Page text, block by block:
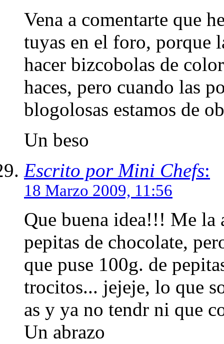
Vena a comentarte que
tuyas en el foro, porque
hacer bizcobolas de
haces, pero cuando las
blogolosas estamos de
Un beso
Escrito por Mini Chefs:
18 Marzo 2009, 11:56
Que buena idea!!! Me la
pepitas de chocolate,
que puse 100g. de
trocitos... jejeje, lo que
as y ya no tendr ni que
Un abrazo